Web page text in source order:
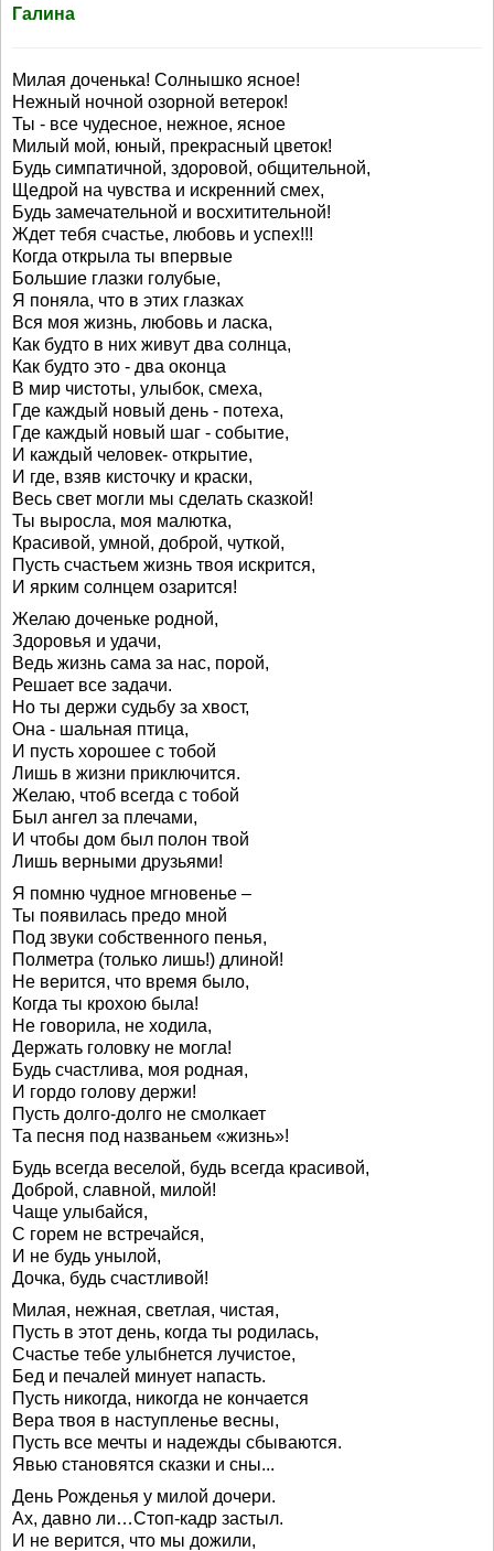
Галина
Милая доченька! Солнышко ясное!
Нежный ночной озорной ветерок!
Ты - все чудесное, нежное, ясное
Милый мой, юный, прекрасный цветок!
Будь симпатичной, здоровой, общительной,
Щедрой на чувства и искренний смех,
Будь замечательной и восхитительной!
Ждет тебя счастье, любовь и успех!!!
Когда открыла ты впервые
Большие глазки голубые,
Я поняла, что в этих глазках
Вся моя жизнь, любовь и ласка,
Как будто в них живут два солнца,
Как будто это - два оконца
В мир чистоты, улыбок, смеха,
Где каждый новый день - потеха,
Где каждый новый шаг - событие,
И каждый человек- открытие,
И где, взяв кисточку и краски,
Весь свет могли мы сделать сказкой!
Ты выросла, моя малютка,
Красивой, умной, доброй, чуткой,
Пусть счастьем жизнь твоя искрится,
И ярким солнцем озарится!
Желаю доченьке родной,
Здоровья и удачи,
Ведь жизнь сама за нас, порой,
Решает все задачи.
Но ты держи судьбу за хвост,
Она - шальная птица,
И пусть хорошее с тобой
Лишь в жизни приключится.
Желаю, чтоб всегда с тобой
Был ангел за плечами,
И чтобы дом был полон твой
Лишь верными друзьями!
Я помню чудное мгновенье –
Ты появилась предо мной
Под звуки собственного пенья,
Полметра (только лишь!) длиной!
Не верится, что время было,
Когда ты крохою была!
Не говорила, не ходила,
Держать головку не могла!
Будь счастлива, моя родная,
И гордо голову держи!
Пусть долго-долго не смолкает
Та песня под названьем «жизнь»!
Будь всегда веселой, будь всегда красивой,
Доброй, славной, милой!
Чаще улыбайся,
С горем не встречайся,
И не будь унылой,
Дочка, будь счастливой!
Милая, нежная, светлая, чистая,
Пусть в этот день, когда ты родилась,
Счастье тебе улыбнется лучистое,
Бед и печалей минует напасть.
Пусть никогда, никогда не кончается
Вера твоя в наступленье весны,
Пусть все мечты и надежды сбываются.
Явью становятся сказки и сны...
День Рожденья у милой дочери.
Ах, давно ли…Стоп-кадр застыл.
И не верится, что мы дожили,